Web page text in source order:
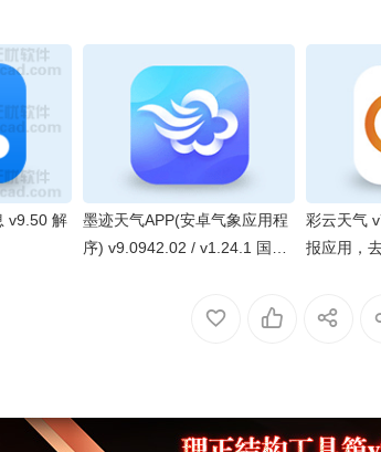
v9.50 解
墨迹天气APP(安卓气象应用程
序) v9.0942.02 / v1.24.1 国际
彩云天气
报应用，